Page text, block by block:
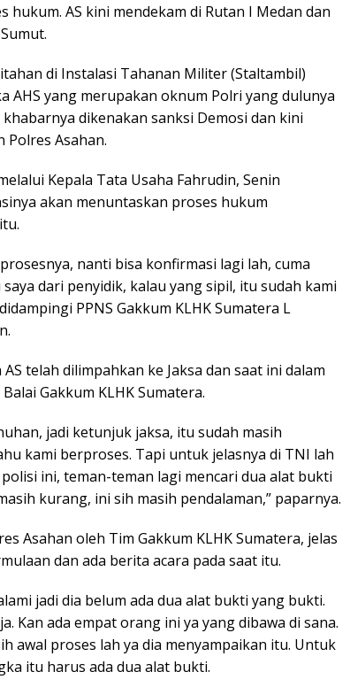
hukum. AS kini mendekam di Rutan I Medan dan
di Instalasi Tahanan Militer (Staltambil)
AHS yang merupakan oknum Polri yang dulunya
dikenakan sanksi Demosi dan kini
Polres Asahan.
Kepala Tata Usaha Fahrudin, Senin
akan menuntaskan proses hukum
nanti bisa konfirmasi lagi lah, cuma
dari penyidik, kalau yang sipil, itu sudah kami
PPNS Gakkum KLHK Sumatera L
telah dilimpahkan ke Jaksa dan saat ini dalam
Gakkum KLHK Sumatera.
jadi ketunjuk jaksa, itu sudah masih
kami berproses. Tapi untuk jelasnya di TNI lah
ini, teman-teman lagi mencari dua alat bukti
kurang, ini sih masih pendalaman,” paparnya.
Asahan oleh Tim Gakkum KLHK Sumatera, jelas
dan ada berita acara pada saat itu.
jadi dia belum ada dua alat bukti yang bukti.
Kan ada empat orang ini ya yang dibawa di sana.
awal proses lah ya dia menyampaikan itu. Untuk
itu harus ada dua alat bukti.